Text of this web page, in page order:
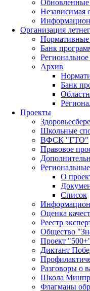
Независимая
Организация
Банк
Архив
Банк
Проекты
Школьные
ВФСК "ГТО"
Правовое
О
Список
Оценка
Реестр
Общество
Проект
Диктант
Разговоры о
Школа
Флагманы